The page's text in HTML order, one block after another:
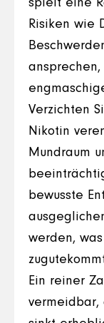
spielt eine
Risiken wie
Verzichten
Nikotin
Mundraum
bewusste
werden,
Ein reiner
vermeidbar,